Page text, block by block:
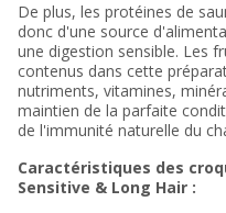
De plus, les protéines de
donc d'une source
une digestion sensible. Les
contenus dans cette
nutriments, vitamines,
maintien de la parfaite
de l'immunité naturelle du
Caractéristiques des
Sensitive & Long Hair :